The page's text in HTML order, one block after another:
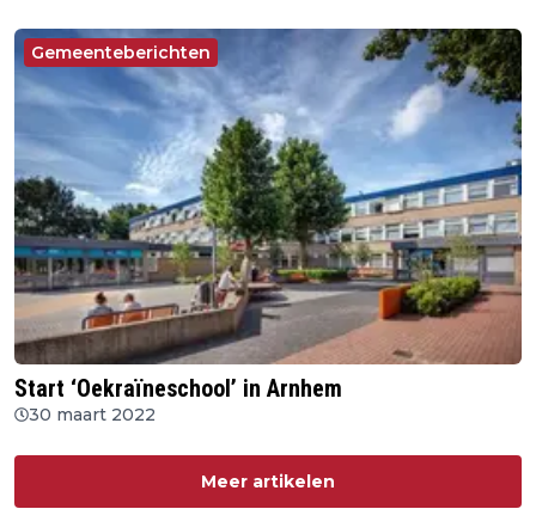
Gemeenteberichten
Start ‘Oekraïneschool’ in Arnhem
30 maart 2022
Meer artikelen